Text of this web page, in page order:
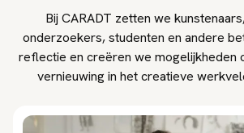
Bij CARADT zetten we
onderzoekers, studenten en andere
reflectie en creëren we mogelijkheden
vernieuwing in het creatieve